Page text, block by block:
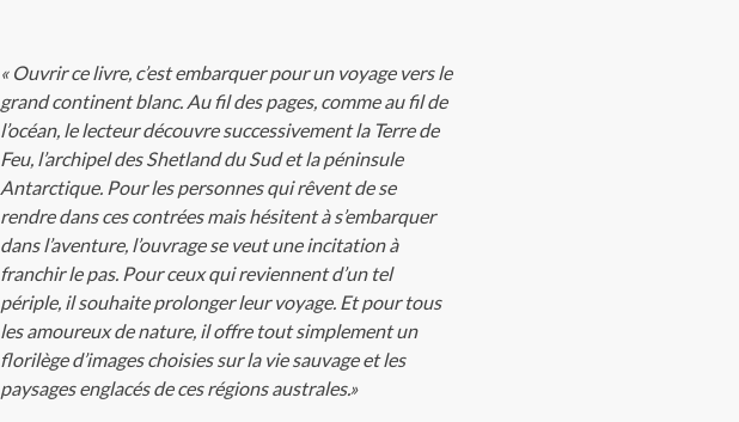
« Ouvrir ce livre, c’est embarquer pour un voyage vers le
grand continent blanc. Au fil des pages, comme au fil de
l’océan, le lecteur découvre successivement la Terre de
Feu, l’archipel des Shetland du Sud et la péninsule
Antarctique. Pour les personnes qui rêvent de se
rendre dans ces contrées mais hésitent à s’embarquer
dans l’aventure, l’ouvrage se veut une incitation à
franchir le pas. Pour ceux qui reviennent d’un tel
périple, il souhaite prolonger leur voyage. Et pour tous
les amoureux de nature, il offre tout simplement un
florilège d’images choisies sur la vie sauvage et les
paysages englacés de ces régions australes.»